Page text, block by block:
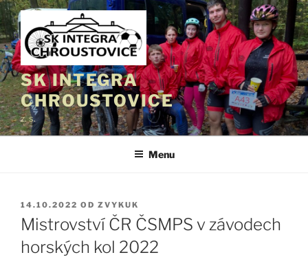
Přejít
k
obsahu
webu
SK INTEGRA
CHROUSTOVICE
z. s.
Menu
PUBLIKOVÁNO
14.10.2022 OD ZVYKUK
Mistrovství ČR ČSMPS v závodech
horských kol 2022